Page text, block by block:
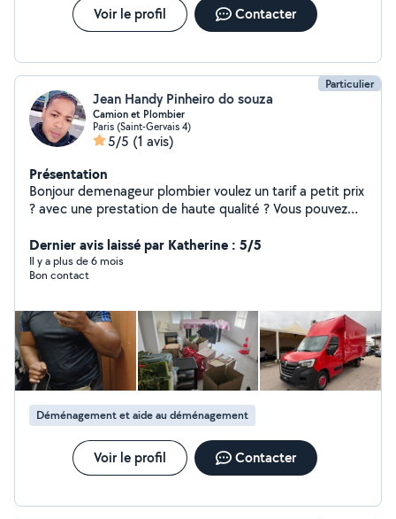
Voir le profil Contacter
Particulier
Jean Handy Pinheiro do souza
Camion et Plombier
Paris (Saint-Gervais 4)
5/5 (1 avis)
Présentation
Bonjour demenageur plombier voulez un tarif a petit prix
? avec une prestation de haute qualité ? Vous pouvez
tous sa dans la bonne humeur très vite Bien à vous
Cordialement
Dernier avis laissé par Katherine : 5/5
Il y a plus de 6 mois
Bon contact
Déménagement et aide au déménagement
Voir le profil Contacter